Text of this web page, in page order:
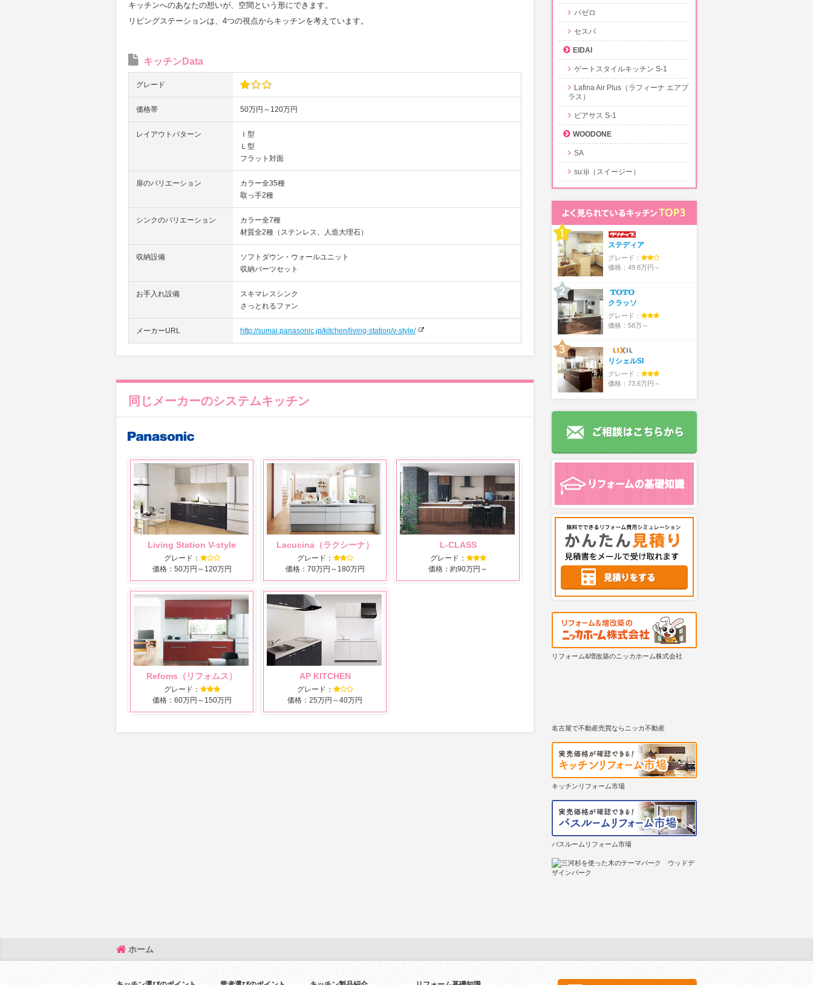
キッチンへのあなたの想いが、空間という形にできます。
リビングステーションは、4つの視点からキッチンを考えています。
キッチンData
グレード
価格帯 50万円～120万円
レイアウトパターン
Ｉ型
Ｌ型
フラット対面
扉のバリエーション
カラー全35種
取っ手2種
シンクのバリエーション
カラー全7種
材質全2種（ステンレス、人造大理石）
収納設備
ソフトダウン・ウォールユニット
収納パーツセット
お手入れ設備
スキマレスシンク
さっとれるファン
メーカーURL http://sumai.panasonic.jp/kitchen/living-station/v-style/
同じメーカーのシステムキッチン
Living Station V-style
グレード：
価格：50万円～120万円
Lacucina（ラクシーナ）
グレード：
価格：70万円～180万円
L-CLASS
グレード：
価格：約90万円～
Refoms（リフォムス）
グレード：
価格：60万円～150万円
AP KITCHEN
グレード：
価格：25万円～40万円
バゼロ
セスパ
EIDAI
ゲートスタイルキッチン S-1
Lafina Air Plus（ラフィーナ エアプ
ラス）
ピアサス S-1
WOODONE
SA
su:iji（スイージー）
ステディア
グレード：
価格：49.8万円～
クラッソ
グレード：
価格：58万～
リシェルSI
グレード：
価格：73.6万円～
リフォーム&増改築のニッカホーム株式会社
名古屋で不動産売買ならニッカ不動産
キッチンリフォーム市場
バスルームリフォーム市場
ホーム